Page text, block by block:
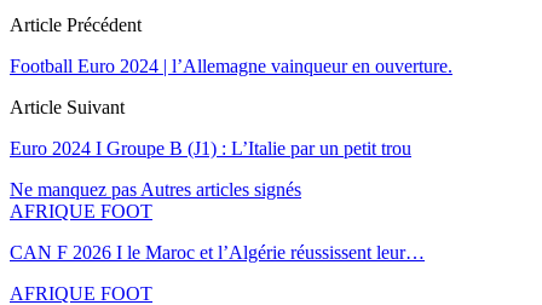
Article Précédent
Football Euro 2024 | l’Allemagne vainqueur en ouverture.
Article Suivant
Euro 2024 I Groupe B (J1) : L’Italie par un petit trou
Ne manquez pas Autres articles signés
AFRIQUE FOOT
CAN F 2026 I le Maroc et l’Algérie réussissent leur…
AFRIQUE FOOT